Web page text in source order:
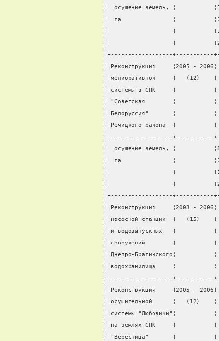
¦ осушение земель, ¦
¦ га               ¦
¦                  ¦
¦                  ¦
+------------------+-----------
¦Реконструкция     ¦2005
¦мелиоративной     ¦
¦системы в СПК     ¦
¦"Советская        ¦
¦Белоруссия"       ¦
¦Речицкого района  ¦
+------------------+-----------
¦ осушение земель, ¦
¦ га               ¦
¦                  ¦
¦                  ¦
+------------------+-----------
¦Реконструкция     ¦2003
¦насосной станции  ¦
¦и водовыпускных   ¦
¦сооружений        ¦
¦Днепро-
¦водохранилища     ¦
+------------------+-----------
¦Реконструкция     ¦2005
¦осушительной      ¦
¦системы "Любовичи"¦
¦на землях СПК     ¦
¦"Вересница"       ¦